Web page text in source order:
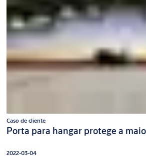
Caso de cliente
Porta para hangar protege a
2022-03-04